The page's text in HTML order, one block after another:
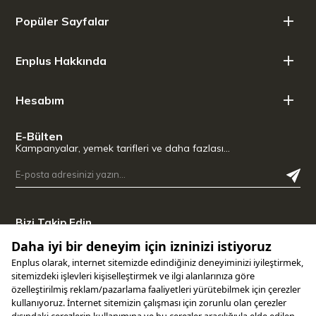
Boyut: 20x30 cm
Maksimum koruma: Oksidasyonu önleyerek gıdaların raf
Popüler Sayfalar
Enplus Hakkında
Hesabım
E-Bülten
Kampanyalar, yemek tarifleri ve daha fazlası…
Bizi Takip Edin
Uygulamamızı İndirin